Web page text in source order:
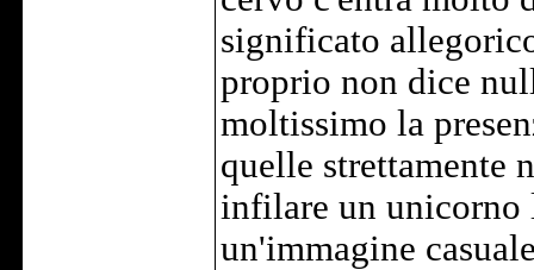
significato
proprio non dice
moltissimo la
quelle strettamente
infilare un unicorno
un'immagine